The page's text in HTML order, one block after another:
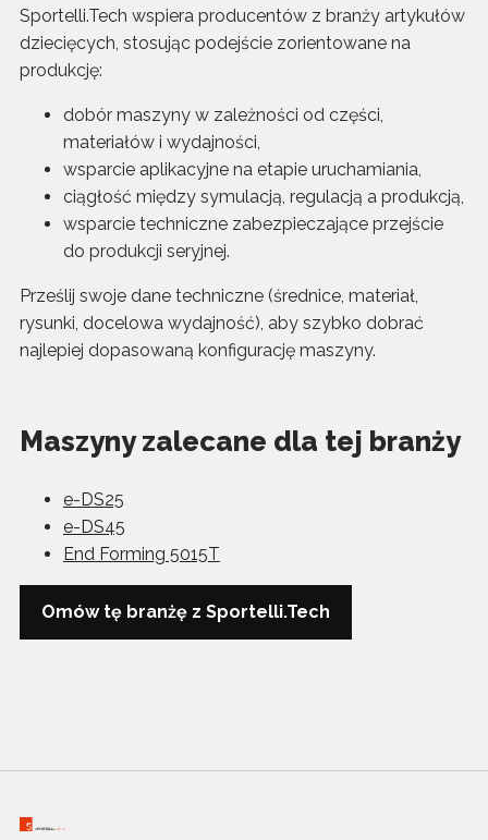
Sportelli.Tech wspiera producentów z branży artykułów
dziecięcych, stosując podejście zorientowane na
produkcję:
dobór maszyny w zależności od części,
materiałów i wydajności,
wsparcie aplikacyjne na etapie uruchamiania,
ciągłość między symulacją, regulacją a produkcją,
wsparcie techniczne zabezpieczające przejście
do produkcji seryjnej.
Prześlij swoje dane techniczne (średnice, materiał,
rysunki, docelowa wydajność), aby szybko dobrać
najlepiej dopasowaną konfigurację maszyny.
Maszyny zalecane dla tej branży
e-DS25
e-DS45
End Forming 5015T
Omów tę branżę z Sportelli.Tech